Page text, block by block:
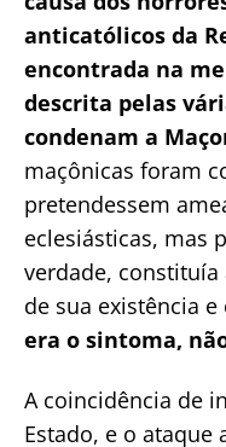
anticatólicos da
encontrada na
descrita pelas
condenam a
maçônicas foram
pretendessem
eclesiásticas, mas
verdade, constituía
de sua existência
era o sintoma,
A coincidência de
Estado, e o